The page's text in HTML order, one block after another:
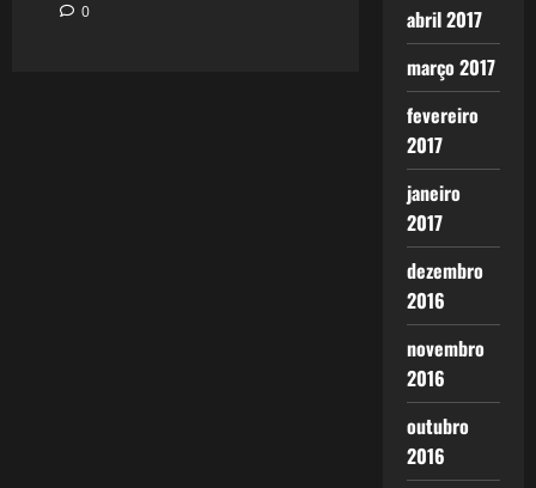
0
abril 2017
março 2017
fevereiro
2017
janeiro
2017
dezembro
2016
novembro
2016
outubro
2016